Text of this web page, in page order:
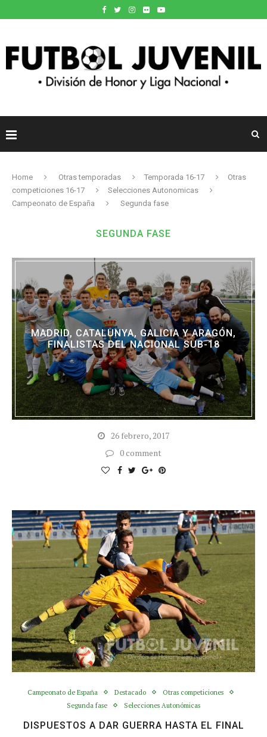
Home Otras temporadas Temporada 16-17
Otras
competiciones 16-17
Selecciones Autonomicas
Campeonato de España
Segunda fase
SEGUNDA FASE
MADRID, CATALUNYA, GALICIA Y ARAGÓN,
FINALISTAS DEL NACIONAL SUB-18
26 febrero, 2017
0 comment
Campeonato de España Destacado
Otras competiciones
Segunda fase
Selecciones Autonómicas
DISPUESTOS A DAR GUERRA HASTA EL FINAL